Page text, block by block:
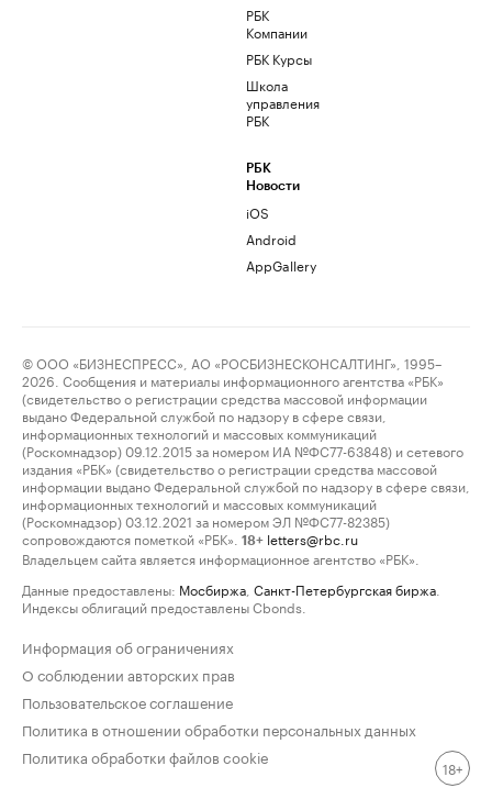
РБК
Компании
РБК Курсы
Школа
управления
РБК
РБК
Новости
iOS
Android
AppGallery
© ООО «БИЗНЕСПРЕСС», АО «РОСБИЗНЕСКОНСАЛТИНГ», 1995–
2026. Сообщения и материалы информационного агентства «РБК»
(свидетельство о регистрации средства массовой информации
выдано Федеральной службой по надзору в сфере связи,
информационных технологий и массовых коммуникаций
(Роскомнадзор) 09.12.2015 за номером ИА №ФС77-63848) и сетевого
издания «РБК» (свидетельство о регистрации средства массовой
информации выдано Федеральной службой по надзору в сфере связи,
информационных технологий и массовых коммуникаций
(Роскомнадзор) 03.12.2021 за номером ЭЛ №ФС77-82385)
сопровождаются пометкой «РБК».
18+ letters@rbc.ru
Владельцем сайта является информационное агентство «РБК».
Данные предоставлены: Мосбиржа Санкт-Петербургская биржа
Индексы облигаций предоставлены Cbonds.
Информация об ограничениях
О соблюдении авторских прав
Пользовательское соглашение
Политика в отношении обработки персональных данных
Политика обработки файлов cookie
18+